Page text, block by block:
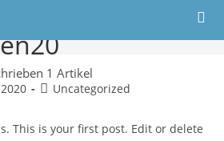
1 Artikel
Uncategorized
This is your first post. Edit or delete